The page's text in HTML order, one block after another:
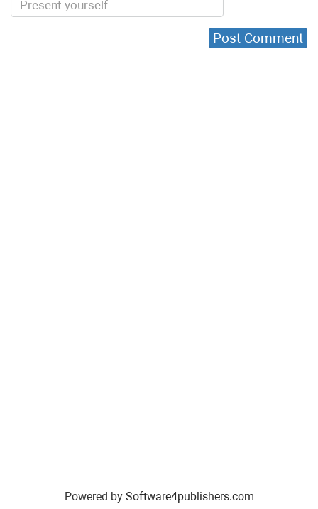
Powered by Software4publishers.com